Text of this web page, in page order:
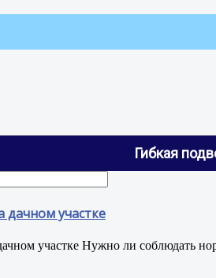
Гибкая
дачном участке
Нужно ли соблюдать